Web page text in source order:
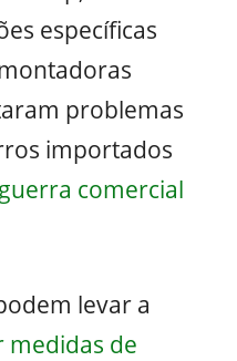
específicas
problemas
importados
guerra comercial
levar a
medidas de